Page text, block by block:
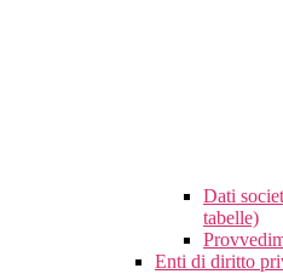
Dati
tabelle)
Enti di diritto